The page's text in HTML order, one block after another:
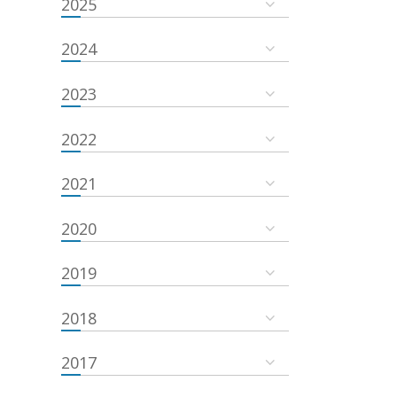
2024
2023
2022
2021
2020
2019
2018
2017